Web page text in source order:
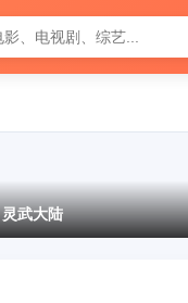
灵武大陆